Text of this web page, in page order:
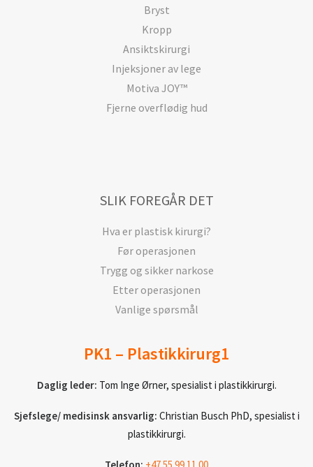
Bryst
Kropp
Ansiktskirurgi
Injeksjoner av lege
Motiva JOY™
Fjerne overflødig hud
SLIK FOREGÅR DET
Hva er plastisk kirurgi?
Før operasjonen
Trygg og sikker narkose
Etter operasjonen
Vanlige spørsmål
PK1 – Plastikkirurg1
Daglig leder: Tom Inge Ørner, spesialist i plastikkirurgi.
Sjefslege/ medisinsk ansvarlig: Christian Busch PhD, spesialist i
plastikkirurgi.